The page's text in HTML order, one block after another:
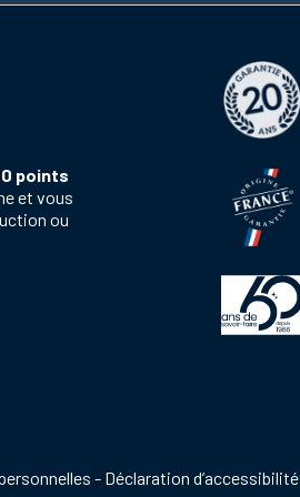
points
et vous
ou
Déclaration d’accessibilité